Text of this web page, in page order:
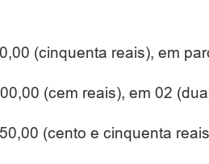
(cinquenta reais), em
(cem reais), em 02
(cento e cinquenta